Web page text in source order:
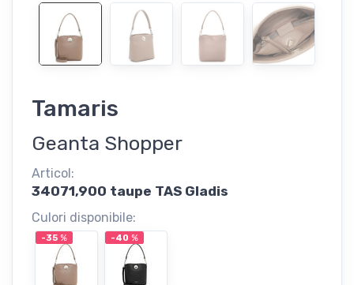
Tamaris
Geanta Shopper
Articol:
34071,900 taupe TAS Gladis
Culori disponibile:
-35 % -40 %